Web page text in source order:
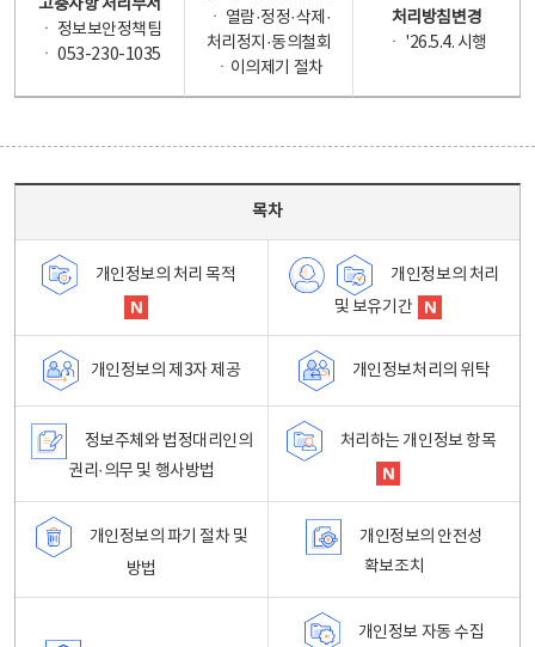
고충사항 처리부서
ㆍ 정보보안정책팀
ㆍ 053-230-1035
ㆍ 열람·정정·삭제·
처리정지·동의철회
ㆍ이의제기 절차
처리방침변경
ㆍ '26.5.4. 시행
목차
개인정보의 처리 목적
개인정보의 처리
및 보유기간
개인정보의 제3자 제공 개인정보처리의 위탁
정보주체와 법정대리인의
권리·의무 및 행사방법
처리하는 개인정보 항목
개인정보의 파기 절차 및
방법
개인정보의 안전성
확보조치
개인정보 자동 수집